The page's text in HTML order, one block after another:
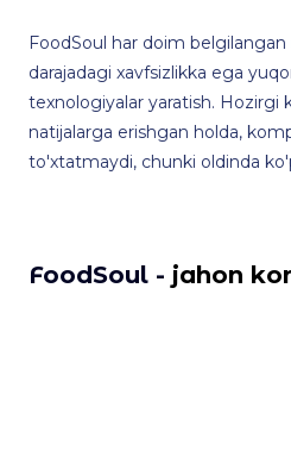
FoodSoul har doim
darajadagi xavfsizlikka ega
texnologiyalar yaratish. Hozirgi
natijalarga erishgan holda,
to'xtatmaydi, chunki oldinda
FoodSoul - jahon